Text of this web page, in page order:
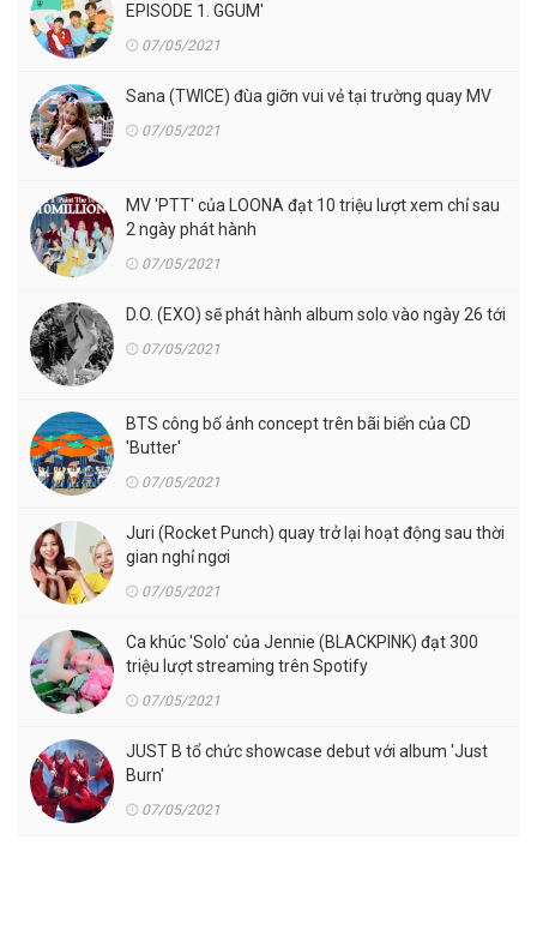
EPISODE 1. GGUM'
07/05/2021
Sana (TWICE) đùa giỡn vui vẻ tại trường quay MV
07/05/2021
MV 'PTT' của LOONA đạt 10 triệu lượt xem chỉ sau
2 ngày phát hành
07/05/2021
D.O. (EXO) sẽ phát hành album solo vào ngày 26 tới
07/05/2021
BTS công bố ảnh concept trên bãi biển của CD
'Butter'
07/05/2021
Juri (Rocket Punch) quay trở lại hoạt động sau thời
gian nghỉ ngơi
07/05/2021
Ca khúc 'Solo' của Jennie (BLACKPINK) đạt 300
triệu lượt streaming trên Spotify
07/05/2021
JUST B tổ chức showcase debut với album 'Just
Burn'
07/05/2021